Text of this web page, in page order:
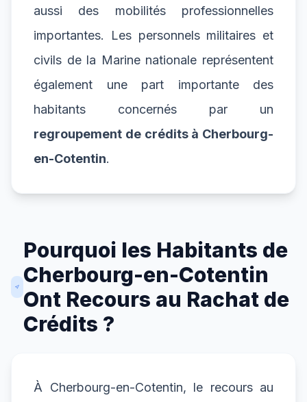
aussi des mobilités professionnelles
importantes. Les personnels militaires et
civils de la Marine nationale représentent
également une part importante des
habitants concernés par un
regroupement de crédits à Cherbourg-
en-Cotentin.
Pourquoi les Habitants de
Cherbourg-en-Cotentin
Ont Recours au Rachat de
Crédits ?
À Cherbourg-en-Cotentin, le recours au